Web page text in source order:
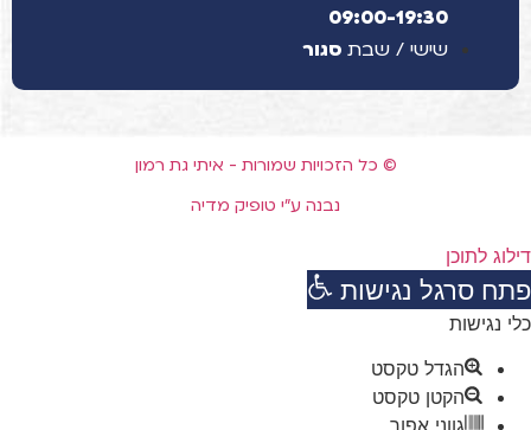
09:00-19:30
שישי / שבת סגור
© כל הזכויות שמורות - איתי גת רמון
נבנה ע"י טופיק מדיה
דילוג לתוכן
פתח סרגל נגישות
כלי נגישות
הגדל טקסט
הקטן טקסט